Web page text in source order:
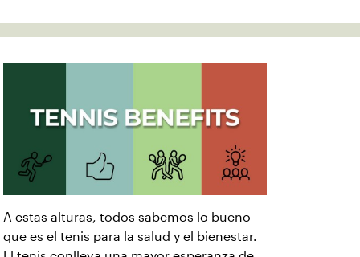
A estas alturas, todos sabemos lo bueno
que es el tenis para la salud y el bienestar.